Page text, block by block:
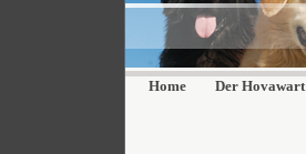
Home Der Hovawart